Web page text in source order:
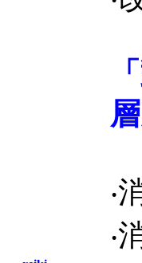
‧
‧